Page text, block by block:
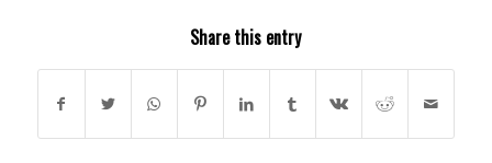
Share this entry